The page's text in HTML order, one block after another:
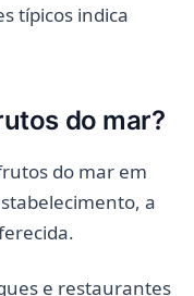
típicos indica
do mar?
do mar em
a
e restaurantes